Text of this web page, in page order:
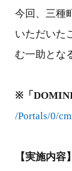
今回、三種
いただいた
む一助とな
※「
/Portals/0/
【実施内容】